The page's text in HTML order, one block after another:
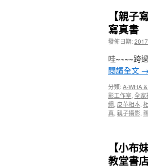
【親
寫真書
發佈日期:
哇~~~~跨
閱讀全文 →
分類:A-WHA
影工作室, 全家
繩, 皮革相本,
真, 親子攝影,
【小
教堂書